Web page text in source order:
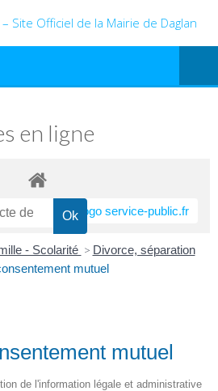
en ligne
- Scolarité > Divorce, séparation
mutuel
mutuel
de l'information légale et administrative